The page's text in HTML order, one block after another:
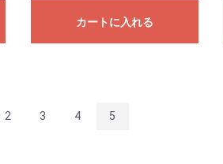
カートに入れる
2 3 4 5